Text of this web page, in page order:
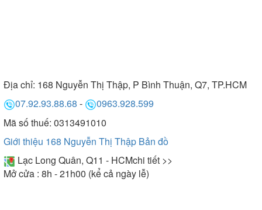
Địa chỉ: 168 Nguyễn Thị Thập, P Bình Thuận, Q7, TP.HCM
07.92.93.88.68 -
0963.928.599
Mã số thuế: 0313491010
Giới thiệu 168 Nguyễn Thị Thập Bản đồ
Lạc Long Quân, Q11 - HCMchi tiết >>
Mở cửa : 8h - 21h00 (kể cả ngày lễ)